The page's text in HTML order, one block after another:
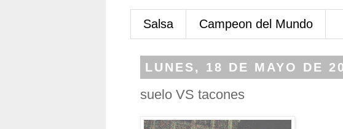
Salsa Campeon del Mundo
LUNES, 18 DE MAYO DE
suelo VS tacones